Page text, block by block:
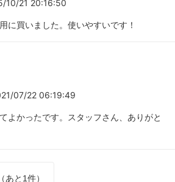
10/21 20:16:50
に買いました。使いやすいです！
07/22 06:19:49
よかったです。スタッフさん、ありがと
あと1件）